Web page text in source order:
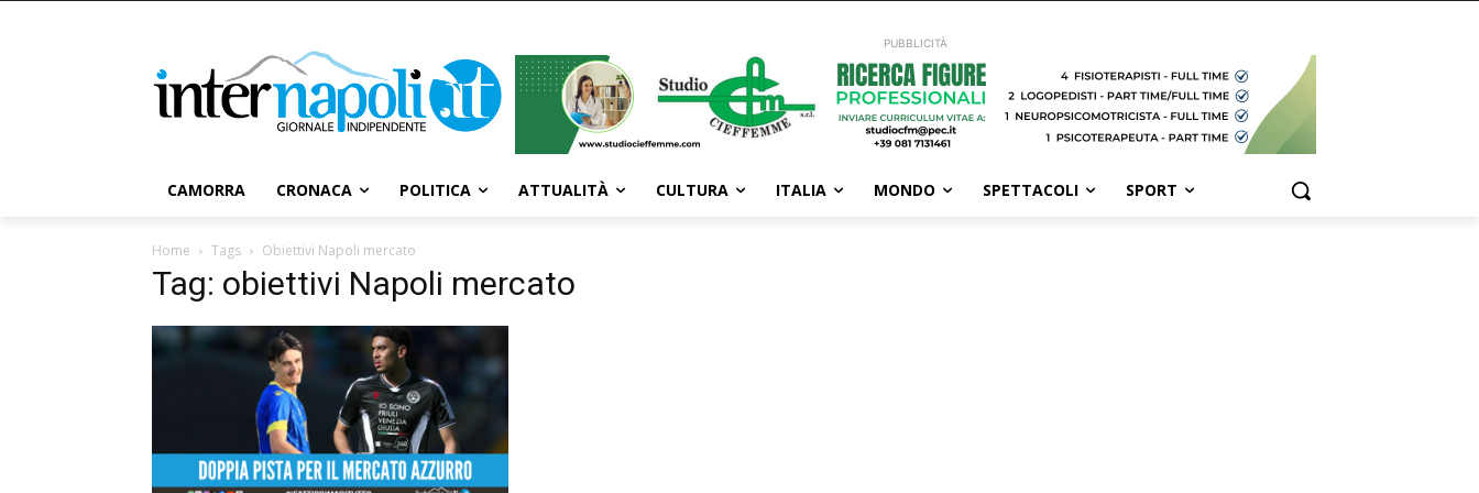
PUBBLICITÀ
CAMORRA CRONACA POLITICA ATTUALITÀ CULTURA ITALIA MONDO SPETTACOLI SPORT
Home Tags Obiettivi Napoli mercato
Tag: obiettivi Napoli mercato